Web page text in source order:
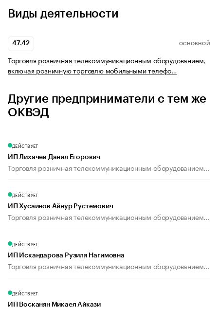
Виды деятельности
47.42 ОСНОВНОЙ
Торговля розничная телекоммуникационным оборудованием,
включая розничную торговлю мобильными телефо…
Другие предприниматели с тем же
ОКВЭД
ДЕЙСТВУЕТ
ИП Лихачев Данил Егорович
Торговля розничная телекоммуникационным оборудованием...
ДЕЙСТВУЕТ
ИП Хусаинов Айнур Рустемович
Торговля розничная телекоммуникационным оборудованием...
ДЕЙСТВУЕТ
ИП Искандарова Рузиля Нагимовна
Торговля розничная телекоммуникационным оборудованием...
ДЕЙСТВУЕТ
ИП Восканян Микаел Айкази